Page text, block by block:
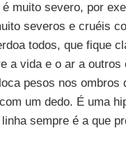
muito severo, por
severos e cruéis
todos, que fique
a vida e o ar a
pesos nos
um dedo. É uma
sempre é a que